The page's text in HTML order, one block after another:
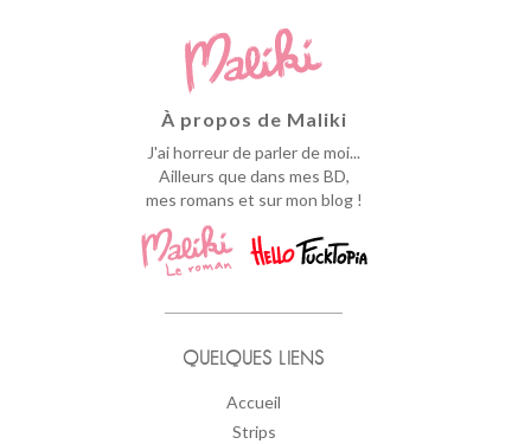
À propos de Maliki
J'ai horreur de parler de moi...
Ailleurs que dans mes BD,
mes romans et sur mon blog !
QUELQUES LIENS
Accueil
Strips